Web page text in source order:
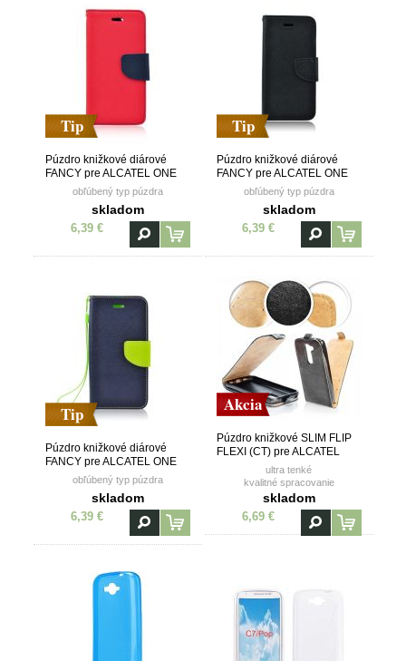
Tip
Púzdro knižkové diárové
FANCY pre ALCATEL ONE
TOUCH POP C7 (7041D) -
červeno modré
obľúbený typ púzdra
skladom
6,39 €
Tip
Púzdro knižkové diárové
FANCY pre ALCATEL ONE
TOUCH POP C7 (7041D) -
obľúbený typ púzdra
skladom
6,39 €
Tip
Púzdro knižkové diárové
FANCY pre ALCATEL ONE
TOUCH POP C7 (7041D) -
modro zelené
obľúbený typ púzdra
skladom
6,39 €
Akcia
Púzdro knižkové SLIM FLIP
FLEXI (CT) pre ALCATEL
ONE TOUCH POP C7
(7041D) - čierne
ultra tenké
kvalitné spracovanie
vanička z TPU (termoplastický
polyuretán)
skladom
6,69 €